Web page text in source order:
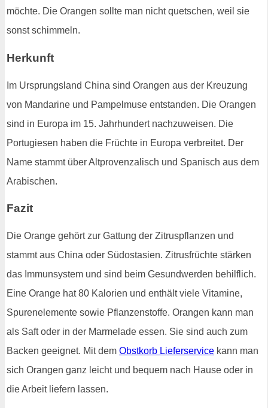
möchte. Die Orangen sollte man nicht quetschen, weil sie
sonst schimmeln.
Herkunft
Im Ursprungsland China sind Orangen aus der Kreuzung
von Mandarine und Pampelmuse entstanden. Die Orangen
sind in Europa im 15. Jahrhundert nachzuweisen. Die
Portugiesen haben die Früchte in Europa verbreitet. Der
Name stammt über Altprovenzalisch und Spanisch aus dem
Arabischen.
Fazit
Die Orange gehört zur Gattung der Zitruspflanzen und
stammt aus China oder Südostasien. Zitrusfrüchte stärken
das Immunsystem und sind beim Gesundwerden behilflich.
Eine Orange hat 80 Kalorien und enthält viele Vitamine,
Spurenelemente sowie Pflanzenstoffe. Orangen kann man
als Saft oder in der Marmelade essen. Sie sind auch zum
Backen geeignet. Mit dem Obstkorb Lieferservice kann man
sich Orangen ganz leicht und bequem nach Hause oder in
die Arbeit liefern lassen.